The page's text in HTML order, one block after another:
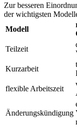
Zur besseren
der wichtigsten
Modell
Teilzeit
Kurzarbeit
flexible Arbeitszeit
Änderungskündigung